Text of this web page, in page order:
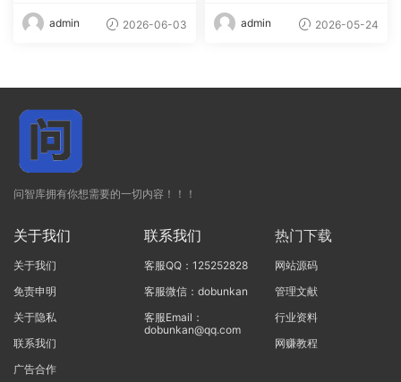
admin 2026-06-03 admin 2026-05-24
问智库拥有你想需要的一切内容！！！
关于我们
关于我们
免责申明
关于隐私
联系我们
广告合作
联系我们
客服QQ：125252828
客服微信：dobunkan
客服Email：
dobunkan@qq.com
热门下载
网站源码
管理文献
行业资料
网赚教程